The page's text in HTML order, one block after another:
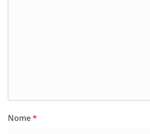
Nome*